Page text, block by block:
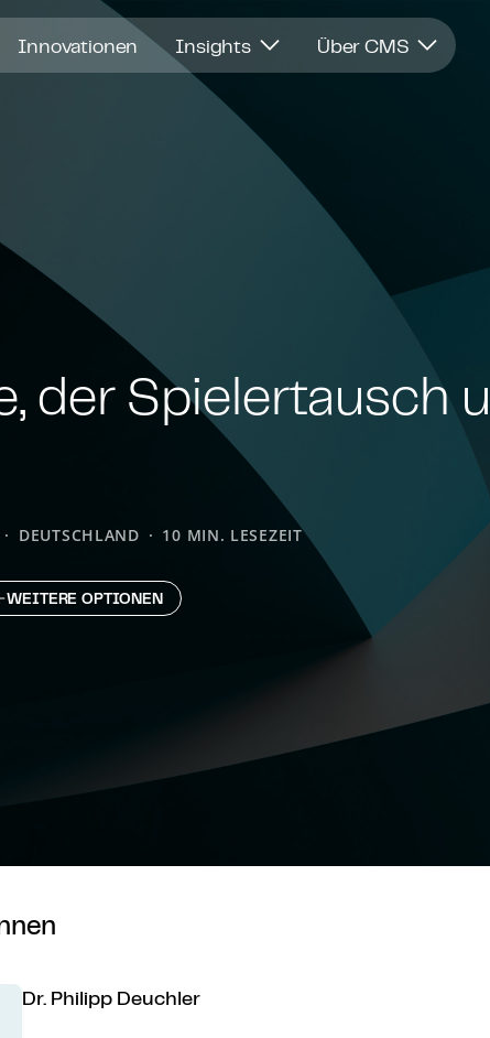
Innovationen Insights Über CMS
der Spielertausch
DEUTSCHLAND 10 MIN. LESEZEIT
WEITERE OPTIONEN
Dr. Philipp Deuchler